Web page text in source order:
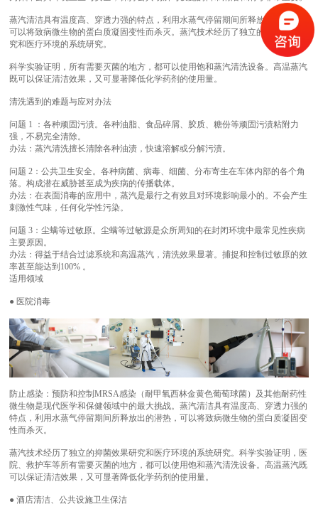
蒸汽清洁具有温度高、穿透力强的特点，利用水蒸气停留期间所释放出的潜热，
可以将致病微生物的蛋白质凝固变性而杀灭。蒸汽技术经历了独立的抑菌效果研
究和医疗环境的系统研究。
科学实验证明，所有需要灭菌的地方，都可以使用饱和蒸汽清洗设备。高温蒸汽
既可以保证清洁效果，又可显著降低化学药剂的使用量。
清洗遇到的难题与应对办法
问题 1 ：各种顽固污渍。各种油脂、食品碎屑、胶质、糖份等顽固污渍粘附力
强，不易完全清除。
办法：蒸汽清洗擅长清除各种油渍，快速溶解或分解污渍。
问题 2：公共卫生安全。各种病菌、病毒、细菌、分布寄生在车体内部的各个角
落。构成潜在威胁甚至成为疾病的传播载体。
办法：在表面消毒的应用中，蒸汽是最行之有效且对环境影响最小的。不会产生
刺激性气味，任何化学性污染。
问题 3：尘螨等过敏原。尘螨等过敏源是众所周知的在封闭环境中最常见性疾病
主要原因。
办法：得益于结合过滤系统和高温蒸汽，清洗效果显著。捕捉和控制过敏原的效
率甚至能达到100% 。
适用领域
● 医院消毒
防止感染：预防和控制MRSA感染（耐甲氧西林金黄色葡萄球菌）及其他耐药性
微生物是现代医学和保健领域中的最大挑战。蒸汽清洁具有温度高、穿透力强的
特点，利用水蒸气停留期间所释放出的潜热，可以将致病微生物的蛋白质凝固变
性而杀灭。
蒸汽技术经历了独立的抑菌效果研究和医疗环境的系统研究。科学实验证明，医
院、救护车等所有需要灭菌的地方，都可以使用饱和蒸汽清洗设备。高温蒸汽既
可以保证清洁效果，又可显著降低化学药剂的使用量。
● 酒店清洁、公共设施卫生保洁